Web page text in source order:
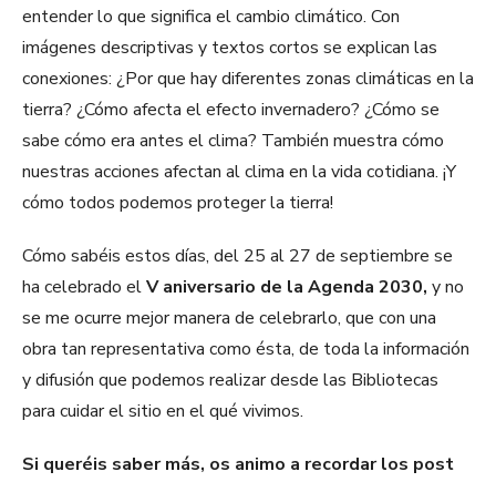
entender lo que significa el cambio climático. Con
imágenes descriptivas y textos cortos se explican las
conexiones: ¿Por que hay diferentes zonas climáticas en la
tierra? ¿Cómo afecta el efecto invernadero? ¿Cómo se
sabe cómo era antes el clima? También muestra cómo
nuestras acciones afectan al clima en la vida cotidiana. ¡Y
cómo todos podemos proteger la tierra!
Cómo sabéis estos días, del 25 al 27 de septiembre se
ha celebrado elV aniversario de la Agenda 2030, y no
se me ocurre mejor manera de celebrarlo, que con una
obra tan representativa como ésta, de toda la información
y difusión que podemos realizar desde las Bibliotecas
para cuidar el sitio en el qué vivimos.
Si queréis saber más, os animo a recordar los post